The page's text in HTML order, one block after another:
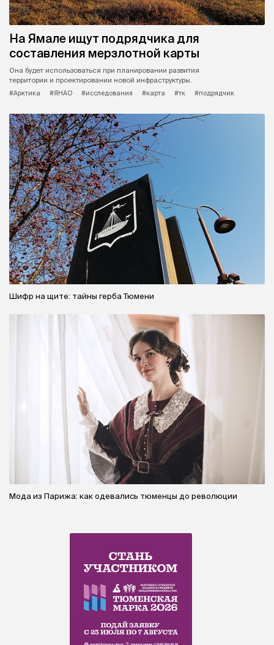
На Ямале ищут подрядчика для
составления мерзлотной карты
Она будет использоваться при планировании развития
территории и проектировании новой инфраструктуры.
#Арктика
#ЯНАО #исследования #карта #тк #подрядчик
Шифр на щите: тайны герба Тюмени
Мода из Парижа: как одевались тюменцы до революции